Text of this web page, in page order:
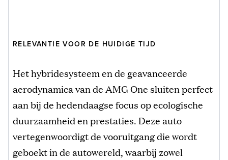
RELEVANTIE VOOR DE HUIDIGE TIJD
Het hybridesysteem en de geavanceerde
aerodynamica van de AMG One sluiten perfect
aan bij de hedendaagse focus op ecologische
duurzaamheid en prestaties. Deze auto
vertegenwoordigt de vooruitgang die wordt
geboekt in de autowereld, waarbij zowel